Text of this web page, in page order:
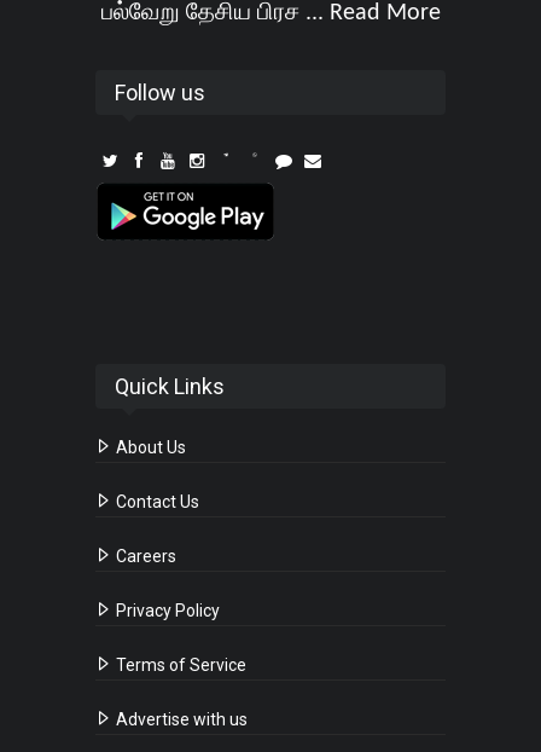
பல்வேறு தேசிய பிரச ... Read More
Follow us
Quick Links
About Us
Contact Us
Careers
Privacy Policy
Terms of Service
Advertise with us